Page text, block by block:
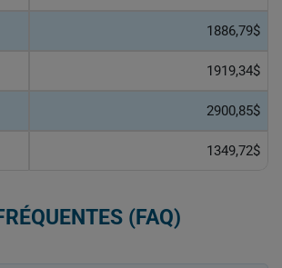
1886,79$
1919,34$
2900,85$
1349,72$
(FAQ)